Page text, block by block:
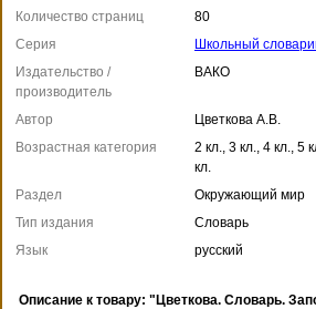
Количество страниц
80
Серия
Школьный
Издательство /
производитель
ВАКО
Автор
Цветкова А.В.
Возрастная категория
2 кл., 3 кл., 4 кл., 5
кл.
Раздел
Окружающий мир
Тип издания
Словарь
Язык
русский
Описание к товару: "Цветкова. Словарь.